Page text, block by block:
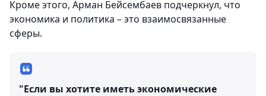
Кроме этого, Арман Бейсембаев подчеркнул, что
экономика и политика – это взаимосвязанные
сферы.
"Если вы хотите иметь экономические